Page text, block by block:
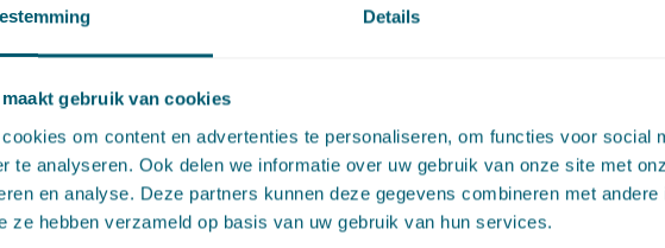
Details
maakt gebruik van cookies
om content en advertenties te personaliseren, om functies voor social
te analyseren. Ook delen we informatie over uw gebruik van onze site met
en analyse. Deze partners kunnen deze gegevens combineren met
ze hebben verzameld op basis van uw gebruik van hun services.
instrument is. Ook wordt gekeken wat de consequenties van die
voor de schadeloosstelling.
Wie kunnen er derdebelanghebbenden zijn in het onteigeningsrecht
welke schadevergoeding kunnen zij aanspraak maken? Onder meer
positie van de hypotheekhouder en het leerstuk 'vereenzelviging'